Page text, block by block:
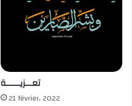
تعـــزيــــــة
21 février، 2022